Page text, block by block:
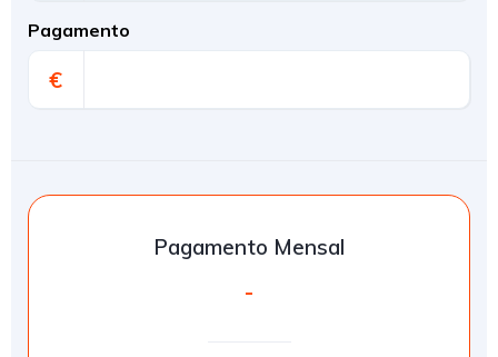
Pagamento
€
Pagamento Mensal
-